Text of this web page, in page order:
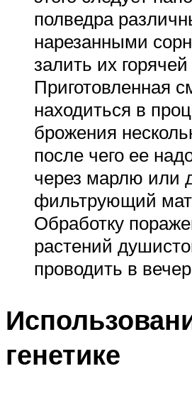
полведра
нарезанными
залить их
Приготовленная
находиться в
брожения
после чего ее
через марлю или
фильтрующий
Обработку
растений
проводить в
генетике